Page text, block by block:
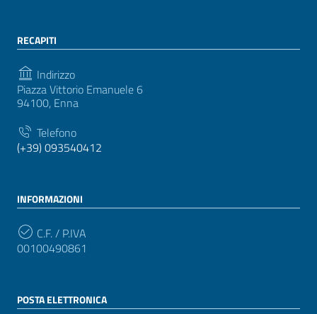
RECAPITI
Indirizzo
Piazza Vittorio Emanuele 6
94100, Enna
Telefono
(+39) 093540412
INFORMAZIONI
C.F. / P.IVA
00100490861
POSTA ELETTRONICA